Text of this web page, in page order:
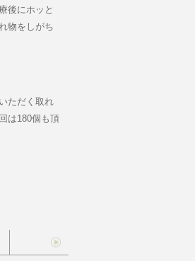
後にホッと
物をしがち
ただく取れ
は180個も頂